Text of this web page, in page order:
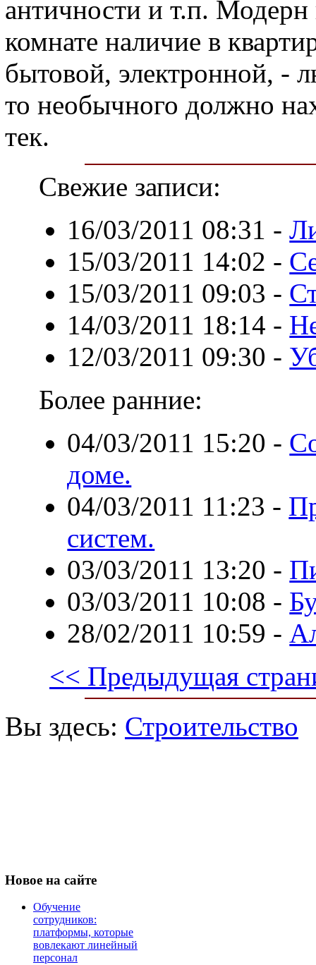
античности и т.п. Модерн
комнате наличие в
бытовой, электронной, -
то необычного должно
тек.
Свежие записи:
16/03/2011 08:31 -
15/03/2011 14:02 -
15/03/2011 09:03 -
14/03/2011 18:14 -
12/03/2011 09:30 -
Более ранние:
04/03/2011 15:20 -
доме.
04/03/2011 11:23 -
систем.
03/03/2011 13:20 -
03/03/2011 10:08 -
28/02/2011 10:59 -
<< Предыдущая
Вы здесь: Строительство
Новое на сайте
Обучение
сотрудников:
платформы, которые
вовлекают линейный
персонал